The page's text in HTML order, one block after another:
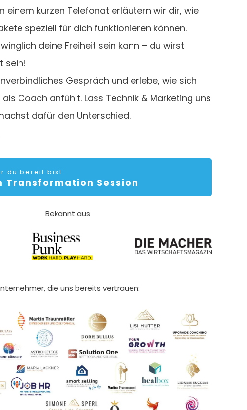
einem kurzen Telefonat erläutern wir dir, wie
speziell für dich funktionieren können.
deine Freiheit sein kann – du wirst
sein!
Gespräch und erlebe, wie sich
Coach anfühlt. Lass Technik & Marketing uns
dafür den Unterschied.
du bereit bist:
Transformation Session
Bekannt aus
die uns bereits vertrauen: